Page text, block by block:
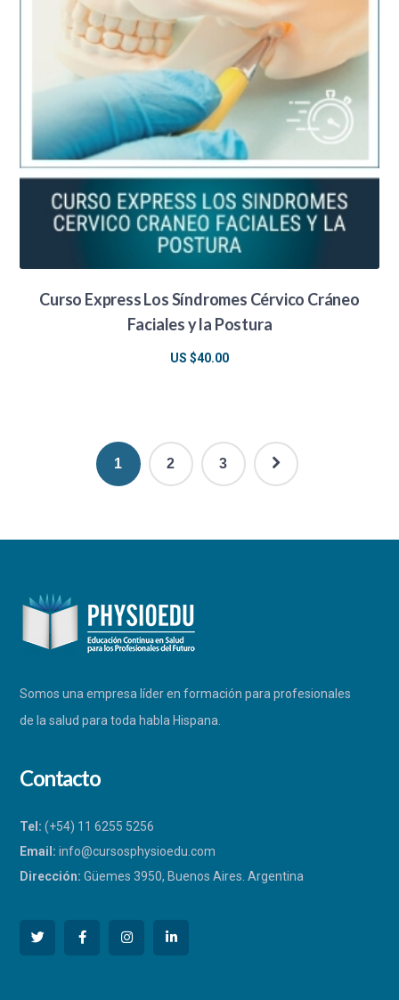
Curso Express Los Síndromes Cérvico Cráneo
Faciales y la Postura
US $40.00
1 2 3
Somos una empresa líder en formación para profesionales
de la salud para toda habla Hispana.
Contacto
Tel: (+54) 11 6255 5256
Email: info@cursosphysioedu.com
Dirección: Güemes 3950, Buenos Aires. Argentina